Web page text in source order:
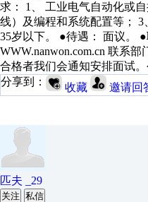
求： 1、 工业电气自动化或
线）及编程和系统配置等；
35岁以下。 ●待遇： 面议。 ●
WWW.nanwon.com.cn 联系
合格者我们会通知安排面试
分享到：
收藏 邀请回
匹夫 _29
关注 私信